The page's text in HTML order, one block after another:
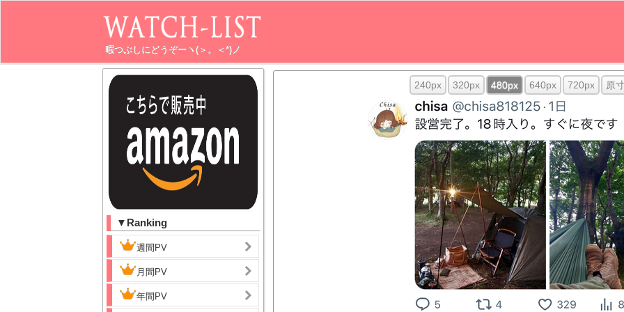
暇つぶしにどうぞーヽ(＞。＜*)ノ
▼Ranking
週間PV
月間PV
年間PV
240px 320px 480px 640px 720px 原